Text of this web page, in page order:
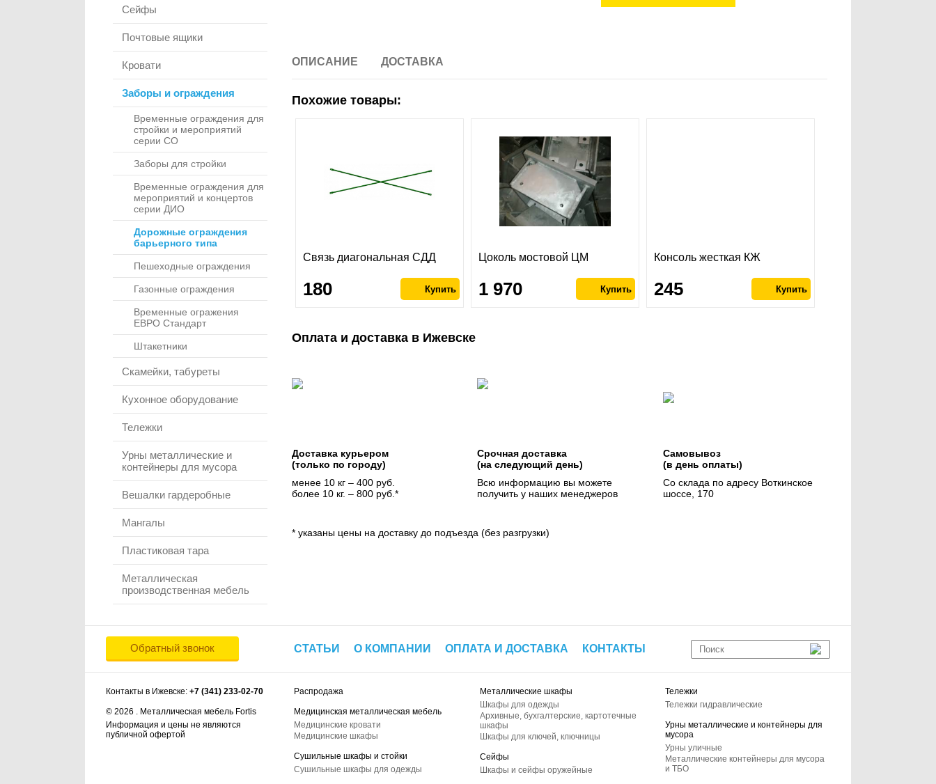
Сейфы
Почтовые ящики
Кровати
Заборы и ограждения
Временные ограждения для
стройки и мероприятий
серии СО
Заборы для стройки
Временные ограждения для
мероприятий и концертов
серии ДИО
Дорожные ограждения
барьерного типа
Пешеходные ограждения
Газонные ограждения
Временные огражения
ЕВРО Стандарт
Штакетники
Скамейки, табуреты
Кухонное оборудование
Тележки
Урны металлические и
контейнеры для мусора
Вешалки гардеробные
Мангалы
Пластиковая тара
Металлическая
производственная мебель
ОПИСАНИЕ ДОСТАВКА
Похожие товары:
Связь диагональная СДД
180
Цоколь мостовой ЦМ
1 970
Консоль жесткая КЖ
245
Оплата и доставка в Ижевске
Доставка курьером
(только по городу)
менее 10 кг – 400 руб.
более 10 кг. – 800 руб.*
Срочная доставка
(на следующий день)
Всю информацию вы можете
получить у наших менеджеров
Самовывоз
(в день оплаты)
Со склада по адресу Воткинское
шоссе, 170
* указаны цены на доставку до подъезда (без разгрузки)
Обратный звонок СТАТЬИ О КОМПАНИИ ОПЛАТА И ДОСТАВКА КОНТАКТЫ
Контакты в Ижевске: +7 (341) 233-02-70
© 2026 . Металлическая мебель Fortis
Информация и цены не являются
публичной офертой
Распродажа
Медицинская металлическая мебель
Медицинские кровати
Медицинские шкафы
Сушильные шкафы и стойки
Сушильные шкафы для одежды
Металлические шкафы
Шкафы для одежды
Архивные, бухгалтерские, картотечные
шкафы
Шкафы для ключей, ключницы
Сейфы
Шкафы и сейфы оружейные
Тележки
Тележки гидравлические
Урны металлические и контейнеры для
мусора
Урны уличные
Металлические контейнеры для мусора
и ТБО